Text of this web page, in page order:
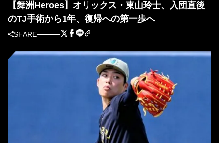
【舞洲Heroes】オリックス・東山玲士、入団直後
のTJ手術から1年、復帰への第一歩へ
SHARE